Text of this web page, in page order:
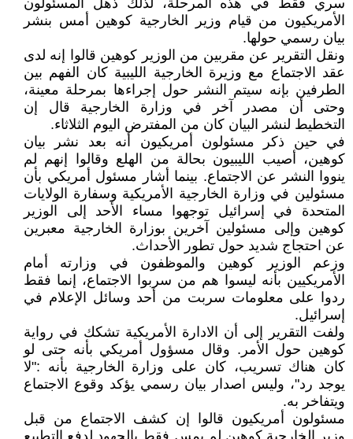
سري فقط في هذه المرحلة، لذلك ذهل المسئولون
الأمريكيون من قيام وزير الخارجية كوهين أمس بنشر
بيان رسمي حولها.
ونقل التقرير عن مقربين من الوزير كوهين قالوا إنه لدى
عقد الاجتماع مع وزيرة الخارجية الليبية كان الفهم بين
الطرفين بإنه سيتم النشر حول إجراءها بمرحلة معينة،
وحتى أن مصدر آخر في وزارة الخارجية قال إن
التخطيط لنشر البيان كان من المفترض اليوم الثلاثاء.
في حين ذكر مسئولون أمريكيون أنه بعد نشر بيان
كوهين، أصيب الليبيون بحالة من الهلع وقالوا إنهم لم
ينووا النشر عن الاجتماع. بينما أشار مسئول أمريكي بأن
مسئولين في وزارة الخارجية الأمريكية وسفارة الولايات
المتحدة في إسرائيل توجهوا مساء الأحد إلى الوزير
كوهين وإلى مسئولين آخرين بوزارة الخارجية معبرين
عن احتجاج شديد حول تطور الأحداث.
وزعم الوزير كوهين والموظفون في وزارته أمام
الأمريكيين بأنه ليسوا هم من سربوا الاجتماع، إنما فقط
ردوا على معلومات سربت من أحد وسائل الإعلام في
إسرائيل.
ولفت التقرير إلى أن الادارة الأمريكية تشكك في رواية
كوهين حول الأمر. وقال مسؤول أمريكي بأنه حتى لو
كان هناك تسريب، كان على وزارة الخارجية بأنه :"لا
يوجد رد"، وليس اصدار بيان رسمي يؤكد وقوع الاجتماع
ويتفاخر به.
مسئولون أمريكيون قالوا إن كشف الاجتماع من قبل